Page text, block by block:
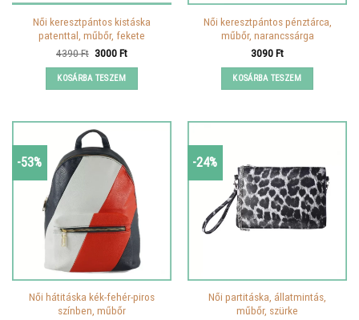
Női keresztpántos kistáska
patenttal, műbőr, fekete
4390Ft Original
was:
4390 Ft.
3000FtCurrent
KOSÁRBA TESZEM
Női keresztpántos pénztárca,
műbőr, narancssárga
3090Ft
KOSÁRBA TESZEM
-53%
Női hátitáska kék-fehér-piros
színben, műbőr
-24%
Női partitáska, állatmintás,
műbőr, szürke